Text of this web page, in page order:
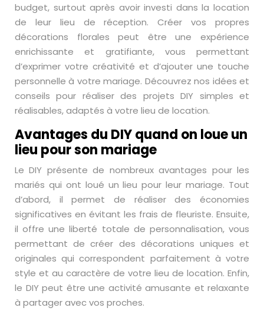
budget, surtout après avoir investi dans la location
de leur lieu de réception. Créer vos propres
décorations florales peut être une expérience
enrichissante et gratifiante, vous permettant
d’exprimer votre créativité et d’ajouter une touche
personnelle à votre mariage. Découvrez nos idées et
conseils pour réaliser des projets DIY simples et
réalisables, adaptés à votre lieu de location.
Avantages du DIY quand on loue un
lieu pour son mariage
Le DIY présente de nombreux avantages pour les
mariés qui ont loué un lieu pour leur mariage. Tout
d’abord, il permet de réaliser des économies
significatives en évitant les frais de fleuriste. Ensuite,
il offre une liberté totale de personnalisation, vous
permettant de créer des décorations uniques et
originales qui correspondent parfaitement à votre
style et au caractère de votre lieu de location. Enfin,
le DIY peut être une activité amusante et relaxante
à partager avec vos proches.